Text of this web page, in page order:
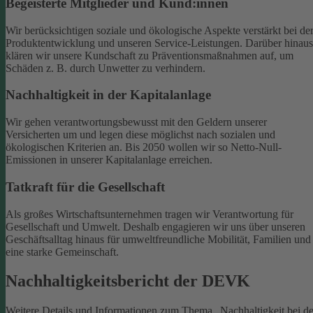
Begeisterte Mitglieder und Kund:innen
Wir berücksichtigen soziale und ökologische Aspekte verstärkt bei der
Produktentwicklung und unseren Service-Leistungen. Darüber hinaus
klären wir unsere Kundschaft zu Präventionsmaßnahmen auf, um
Schäden z. B. durch Unwetter zu verhindern.
Nachhaltigkeit in der Kapitalanlage
Wir gehen verantwortungsbewusst mit den Geldern unserer
Versicherten um und legen diese möglichst nach sozialen und
ökologischen Kriterien an. Bis 2050 wollen wir so Netto-Null-
Emissionen in unserer Kapitalanlage erreichen.
Tatkraft für die Gesellschaft
Als großes Wirtschaftsunternehmen tragen wir Verantwortung für
Gesellschaft und Umwelt. Deshalb engagieren wir uns über unseren
Geschäftsalltag hinaus für umweltfreundliche Mobilität, Familien und
eine starke Gemeinschaft.
Nachhaltigkeitsbericht der DEVK